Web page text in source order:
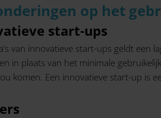
op het
start-ups
van innovatieve start-ups geldt een
in plaats van het minimale
komen. Een innovatieve start-up is